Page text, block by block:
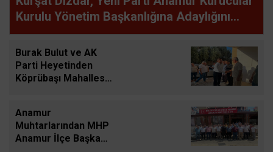
Kurulu Yönetim Başkanlığına Adaylığını
Açıkladı
Burak Bulut ve AK
Parti Heyetinden
Köprübaşı Mahallesi
Anamur
Muhtarlarından MHP
Anamur İlçe Başkanı